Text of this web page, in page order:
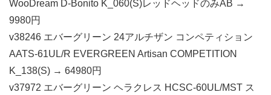
WooDream D-Bonito K_060(S)レッドヘッドのみAB →
9980円
v38246 エバーグリーン 24アルチザン コンペティション
AATS-61UL/R EVERGREEN Artisan COMPETITION
K_138(S) → 64980円
v37972 エバーグリーン ヘラクレス HCSC-60UL/MST ス